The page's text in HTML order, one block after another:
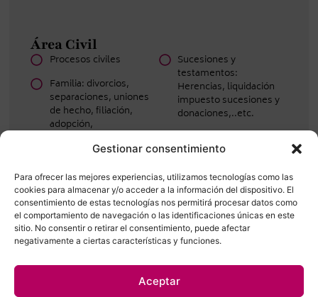
Gestionar consentimiento
Para ofrecer las mejores experiencias, utilizamos tecnologías como las
cookies para almacenar y/o acceder a la información del dispositivo. El
consentimiento de estas tecnologías nos permitirá procesar datos como
el comportamiento de navegación o las identificaciones únicas en este
sitio. No consentir o retirar el consentimiento, puede afectar
negativamente a ciertas características y funciones.
Aceptar
Área Civil
Procesos civiles
Familia: divorcios,
separaciones, uniones
de hecho, filiación,
adopción,
liquidaciones sociedad
de bienes, etc.
Sucesiones y
testamentos:
Herencias, liquidación
impuesto sucesiones y
donaciones,..etc.
y arrendamientos.
Accidentes de tráfico
Área Militar y Pública
Régimen estatutario del
Recursos contencioso-
disciplinario militar